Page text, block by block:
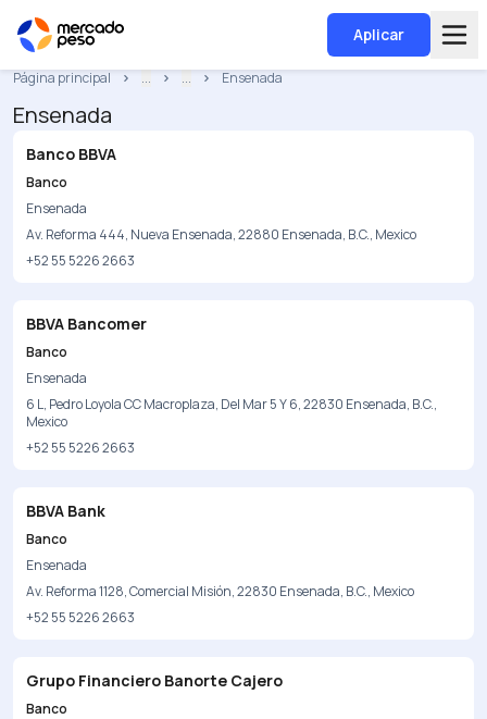
Aplicar
Página principal ... ... Ensenada
Ensenada
Banco BBVA
Banco
Ensenada
Av. Reforma 444, Nueva Ensenada, 22880 Ensenada, B.C., Mexico
+52 55 5226 2663
BBVA Bancomer
Banco
Ensenada
6 L, Pedro Loyola CC Macroplaza, Del Mar 5 Y 6, 22830 Ensenada, B.C.,
Mexico
+52 55 5226 2663
BBVA Bank
Banco
Ensenada
Av. Reforma 1128, Comercial Misión, 22830 Ensenada, B.C., Mexico
+52 55 5226 2663
Grupo Financiero Banorte Cajero
Banco